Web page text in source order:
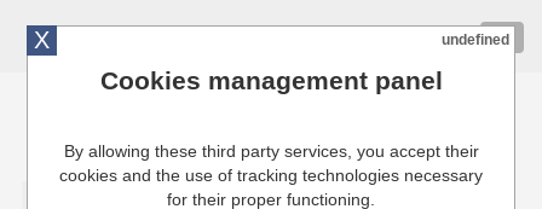
Cuisinresto: Ustensiles de cuisine pour professionnels
X undefined
Cookies management panel
By allowing these third party services, you accept their
cookies and the use of tracking technologies necessary
for their proper functioning.